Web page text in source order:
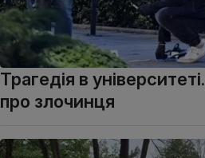
Трагедія в
про злочинця